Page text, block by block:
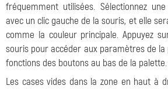
fréquemment utilisées. Sélectionnez
avec un clic gauche de la souris, et elle
comme la couleur principale. Appuyez
souris pour accéder aux paramètres de
fonctions des boutons au bas de la palette.
Les cases vides dans la zone en haut à